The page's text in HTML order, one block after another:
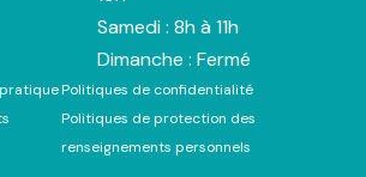
Samedi : 8h à 11h
Dimanche : Fermé
Politiques de confidentialité
Politiques de protection des
renseignements personnels